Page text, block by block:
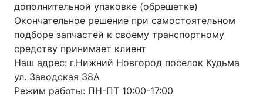
дополнительной упаковке (обрешетке)
Окончательное решение при самостоятельном
подборе запчастей к своему транспортному
средству принимает клиент
Наш адрес: г.Нижний Новгород поселок Кудьма
ул. Заводская 38А
Режим работы: ПН-ПТ 10:00-17:00